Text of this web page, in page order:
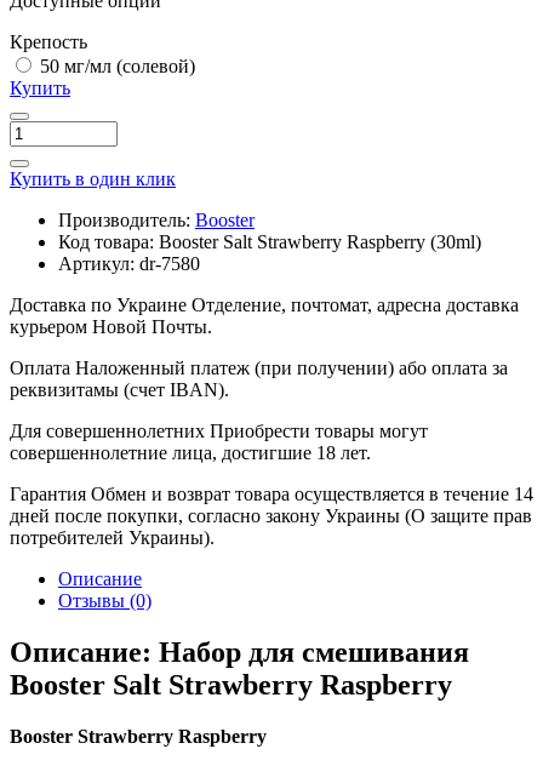
Крепость
50 мг/мл (солевой)
Купить
Купить в один клик
Производитель: Booster
Код товара: Booster Salt Strawberry Raspberry (30ml)
Артикул: dr-7580
Доставка по Украине Отделение, почтомат, адресна доставка
курьером Новой Почты.
Оплата Наложенный платеж (при получении) або оплата за
реквизитамы (счет IBAN).
Для совершеннолетних Приобрести товары могут
совершеннолетние лица, достигшие 18 лет.
Гарантия Обмен и возврат товара осуществляется в течение 14
дней после покупки, согласно закону Украины (О защите прав
потребителей Украины).
Описание
Отзывы (0)
Описание: Набор для смешивания
Booster Salt Strawberry Raspberry
Booster Strawberry Raspberry